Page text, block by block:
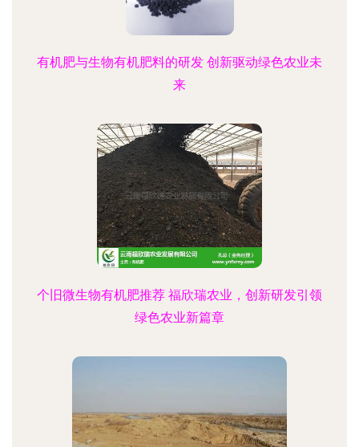
有机肥与生物有机肥料的研发 创新驱动绿色农业未
来
个旧微生物有机肥推荐 福欣瑞农业，创新研发引领
绿色农业新篇章